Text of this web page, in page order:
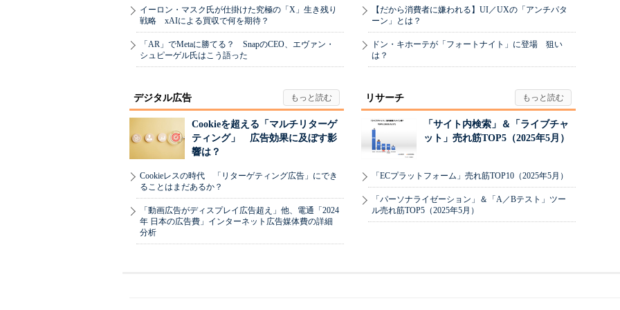
イーロン・マスク氏が仕掛けた究極の「X」生き残り
戦略 xAIによる買収で何を期待？
「AR」でMetaに勝てる？ SnapのCEO、エヴァン・
シュピーゲル氏はこう語った
【だから消費者に嫌われる】UI／UXの「アンチパタ
ーン」とは？
ドン・キホーテが「フォートナイト」に登場 狙い
は？
デジタル広告
Cookieを超える「マルチリターゲ
ティング」 広告効果に及ぼす影
響は？
Cookieレスの時代 「リターゲティング広告」にでき
ることはまだあるか？
「動画広告がディスプレイ広告超え」他、電通「2024
年 日本の広告費」インターネット広告媒体費の詳細
分析
リサーチ
「サイト内検索」＆「ライブチャ
ット」売れ筋TOP5（2025年5月）
「ECプラットフォーム」売れ筋TOP10（2025年5月）
「パーソナライゼーション」＆「A／Bテスト」ツー
ル売れ筋TOP5（2025年5月）